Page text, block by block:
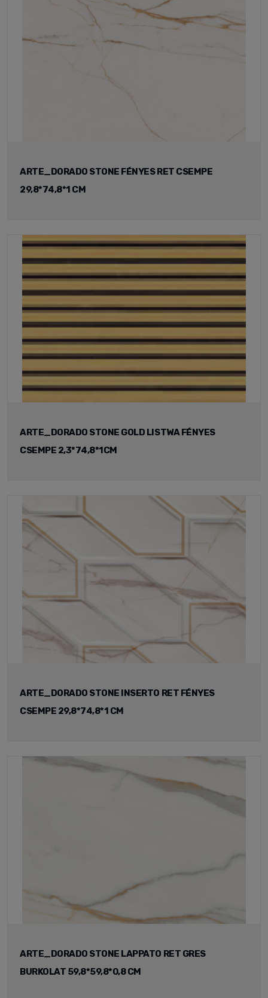
ARTE_DORADO STONE FÉNYES RET CSEMPE
29,8*74,8*1 CM
ARTE_DORADO STONE GOLD LISTWA FÉNYES
CSEMPE 2,3*74,8*1CM
ARTE_DORADO STONE INSERTO RET FÉNYES
CSEMPE 29,8*74,8*1 CM
ARTE_DORADO STONE LAPPATO RET GRES
BURKOLAT 59,8*59,8*0,8 CM